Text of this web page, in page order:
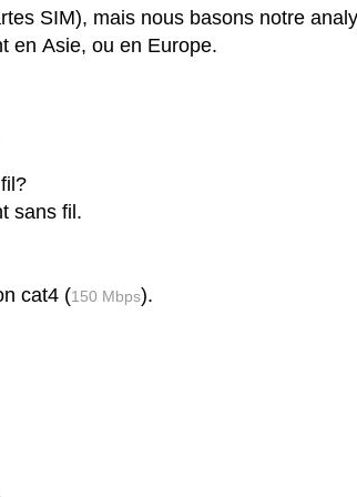
SIM), mais nous basons notre
en Asie, ou en Europe.
sans fil.
cat4 (150 Mbps).